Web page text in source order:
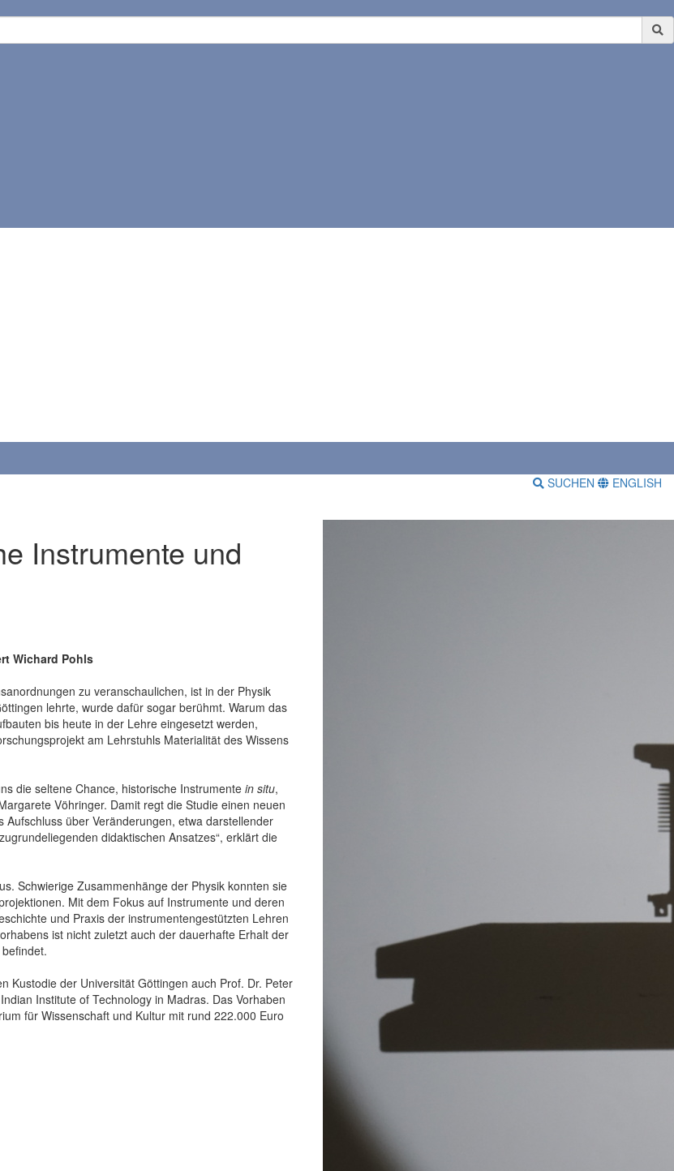
SUCHEN ENGLISH
Instrumente und
Wichard Pohls
zu veranschaulichen, ist in der Physik
lehrte, wurde dafür sogar berühmt. Warum das
bis heute in der Lehre eingesetzt werden,
am Lehrstuhls Materialität des Wissens
die seltene Chance, historische Instrumente in situ,
Vöhringer. Damit regt die Studie einen neuen
über Veränderungen, etwa darstellender
didaktischen Ansatzes“, erklärt die
Schwierige Zusammenhänge der Physik konnten sie
Mit dem Fokus auf Instrumente und deren
und Praxis der instrumentengestützten Lehren
ist nicht zuletzt auch der dauerhafte Erhalt der
Kustodie der Universität Göttingen auch Prof. Dr. Peter
Institute of Technology in Madras. Das Vorhaben
für Wissenschaft und Kultur mit rund 222.000 Euro